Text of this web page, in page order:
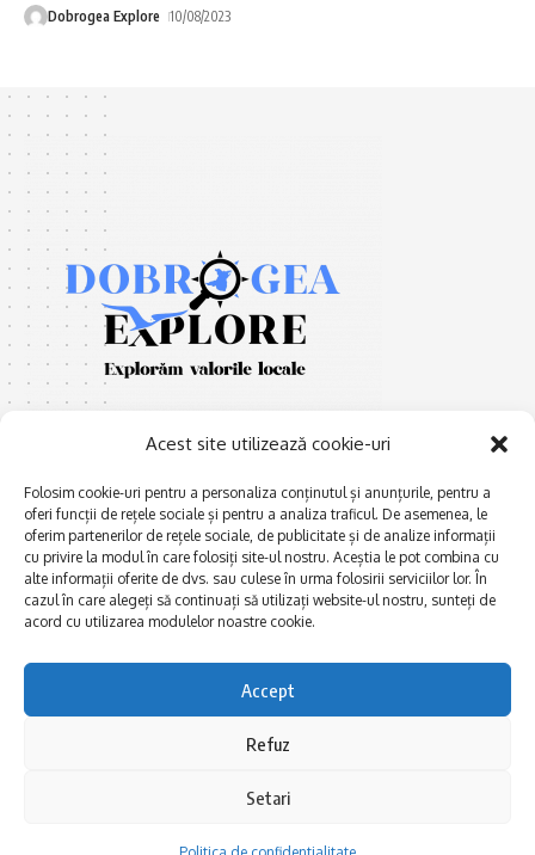
Acest site utilizează cookie-uri
Folosim cookie-uri pentru a personaliza conținutul și anunțurile, pentru a
oferi funcții de rețele sociale și pentru a analiza traficul. De asemenea, le
oferim partenerilor de rețele sociale, de publicitate și de analize informații
cu privire la modul în care folosiți site-ul nostru. Aceștia le pot combina cu
alte informații oferite de dvs. sau culese în urma folosirii serviciilor lor. În
cazul în care alegeți să continuați să utilizați website-ul nostru, sunteți de
acord cu utilizarea modulelor noastre cookie.
Accept
Refuz
Setari
Dobrogea Explore 10/08/2023
E xplorăm Dobrogea,
Explorăm valorile locale:
Deltă, Litoral, cele mai mari
lacuri, cele mai vechi orașe,
multe etnii, CELE MAI
Haideți în călătorie cu noi!
Afaceri și meșteșuguri
Actualitate
Dobrogea PE BUNE
Politica de confidentialitate